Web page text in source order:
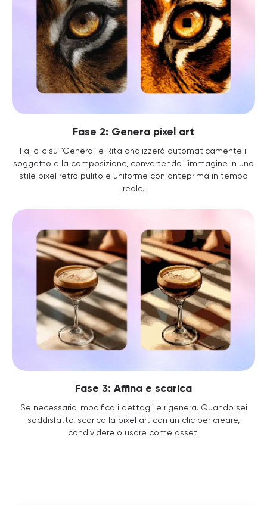
Fase 2: Genera pixel art
Fai clic su “Genera” e Rita analizzerà automaticamente il
soggetto e la composizione, convertendo l’immagine in uno
stile pixel retro pulito e uniforme con anteprima in tempo
reale.
Fase 3: Affina e scarica
Se necessario, modifica i dettagli e rigenera. Quando sei
soddisfatto, scarica la pixel art con un clic per creare,
condividere o usare come asset.